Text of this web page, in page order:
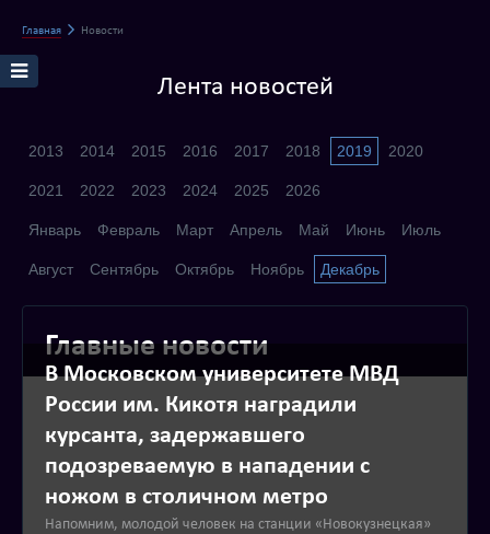
Главная Новости
Лента новостей
2013 2014 2015 2016 2017 2018 2019 2020
2021 2022 2023 2024 2025 2026
Январь Февраль Март Апрель Май Июнь Июль
Август Сентябрь Октябрь Ноябрь Декабрь
Главные новости
В Московском университете МВД
России им. Кикотя наградили
курсанта, задержавшего
подозреваемую в нападении с
ножом в столичном метро
Напомним, молодой человек на станции «Новокузнецкая»